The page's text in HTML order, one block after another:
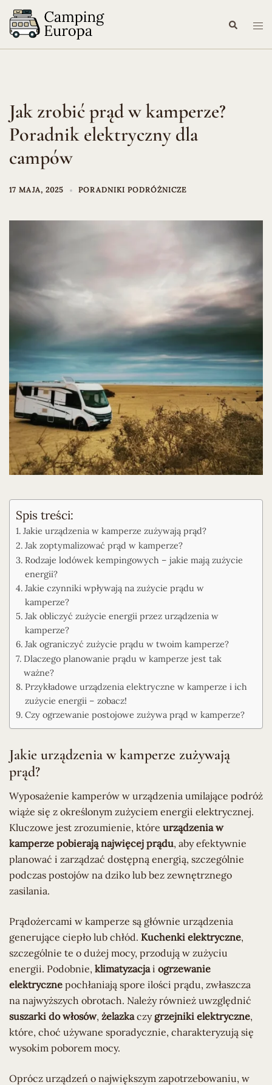
Przejdź
do
treści
Szukaj
Jak zrobić prąd w kamperze?
Poradnik elektryczny dla
campów
17 MAJA, 2025 PORADNIKI PODRÓŻNICZE
Spis treści:
Jakie urządzenia w kamperze zużywają prąd?
Jak zoptymalizować prąd w kamperze?
Rodzaje lodówek kempingowych – jakie mają zużycie
energii?
Jakie czynniki wpływają na zużycie prądu w
kamperze?
Jak obliczyć zużycie energii przez urządzenia w
kamperze?
Jak ograniczyć zużycie prądu w twoim kamperze?
Dlaczego planowanie prądu w kamperze jest tak
ważne?
Przykładowe urządzenia elektryczne w kamperze i ich
zużycie energii – zobacz!
Czy ogrzewanie postojowe zużywa prąd w kamperze?
Jakie urządzenia w kamperze zużywają
prąd?
Wyposażenie kamperów w urządzenia umilające podróż
wiąże się z określonym zużyciem energii elektrycznej.
Kluczowe jest zrozumienie, które urządzenia w
kamperze pobierają najwięcej prądu, aby efektywnie
planować i zarządzać dostępną energią, szczególnie
podczas postojów na dziko lub bez zewnętrznego
zasilania.
Prądożercami w kamperze są głównie urządzenia
generujące ciepło lub chłód. Kuchenki elektryczne,
szczególnie te o dużej mocy, przodują w zużyciu
energii. Podobnie, klimatyzacjai ogrzewanie
elektryczne pochłaniają spore ilości prądu, zwłaszcza
na najwyższych obrotach. Należy również uwzględnić
suszarki do włosów, żelazkaczy grzejniki elektryczne,
które, choć używane sporadycznie, charakteryzują się
wysokim poborem mocy.
Oprócz urządzeń o największym zapotrzebowaniu, w